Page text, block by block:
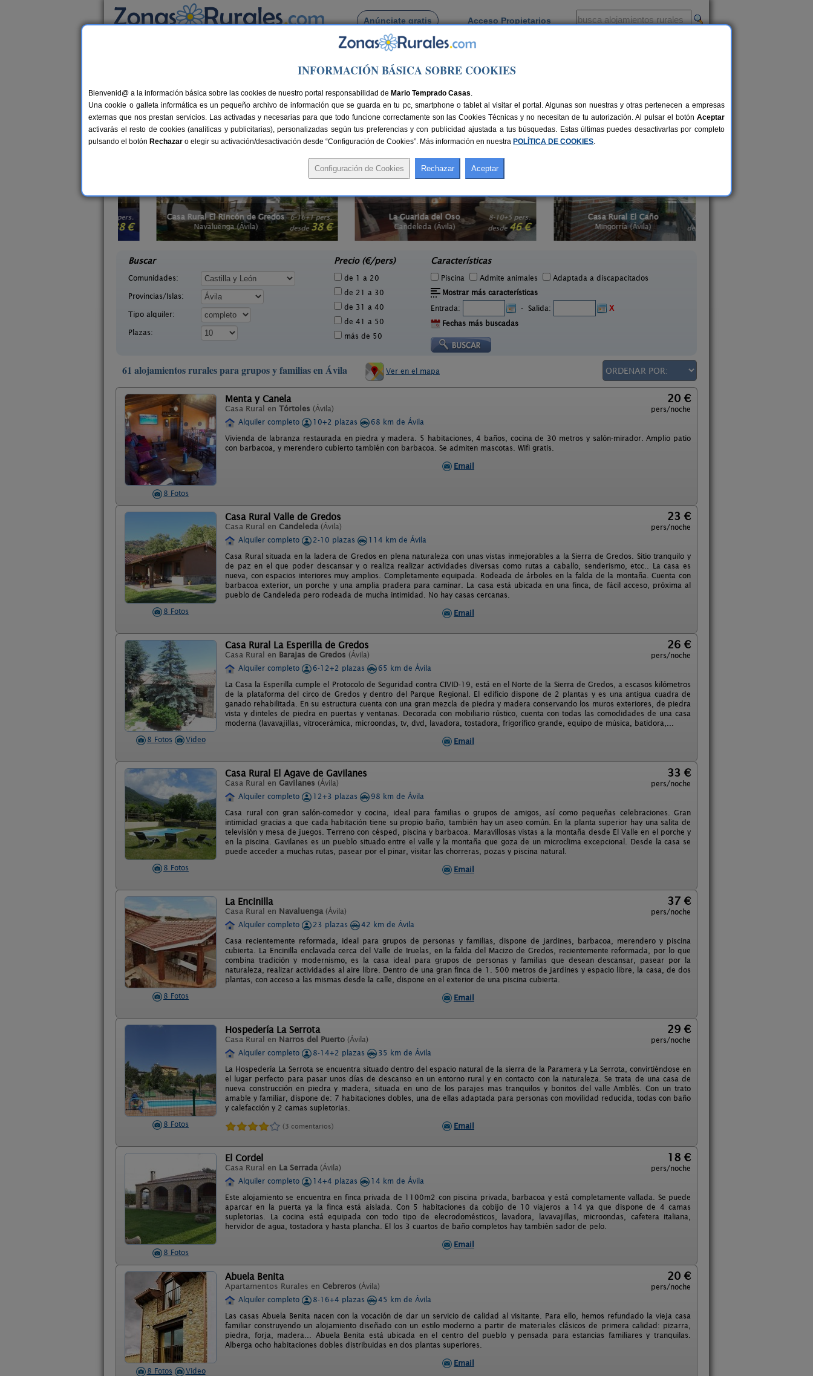
Anúnciate gratis Acceso Propietarios
Busca por pueblo
Castilla y León> Ávila
Casas rurales para grupos en Ávila
¿Buscas una casa rural enÁvilapara disfrutar enfamiliao con tugrupo de amigos o amigas? Organiza tu viaje con tu gente en el alojamiento rural de Ávila
que más se ajuste a las características de tu grupo. También, te recomendamos visitar las secciones decasas rurales con piscina en Ávilaycasas rurales
en el campo en Ávila
para que podáis vivir una experiencia inolvidable en buena compañía.
6-16+1 pers.
desde38 €
Casa Rural El Rincón de Gredos
Navaluenga (Ávila)
8-10+5 pers.
desde 46 €
La Guarida del Oso
Candeleda (Ávila)
2-6+1 pers.
desde 28 €
Casa Rural El Caño
Mingorría (Ávila)
Buscar
Comunidades:
Provincias/Islas:
Tipo alquiler:
Plazas:
Precio (€/pers)
de 1 a 20
de 21 a 30
de 31 a 40
de 41 a 50
más de 50
Características
Piscina Admite animales
Adaptada a discapacitados
Mostrar más características
Entrada:
- Salida:
X
Fechas más buscadas
61 alojamientos rurales para grupos y familias en Ávila Ver en el mapa
8 Fotos
Menta y Canela
Casa Rural en Tórtoles (Ávila)
20 €
pers/noche
Alquiler completo
10+2 plazas
68 km de Ávila
Vivienda de labranza restaurada en piedra y madera. 5 habitaciones, 4 baños, cocina de 30 metros y salón-mirador. Amplio patio
con barbacoa, y merendero cubierto también con barbacoa. Se admiten mascotas. Wifi gratis.
Email
8 Fotos
Casa Rural Valle de Gredos
Casa Rural en Candeleda (Ávila)
23 €
pers/noche
Alquiler completo
2-10 plazas
114 km de Ávila
Casa Rural situada en la ladera de Gredos en plena naturaleza con unas vistas inmejorables a la Sierra de Gredos. Sitio tranquilo y
de paz en el que poder descansar y o realiza realizar actividades diversas como rutas a caballo, senderismo, etcc.. La casa es
nueva, con espacios interiores muy amplios. Completamente equipada. Rodeada de árboles en la falda de la montaña. Cuenta con
barbacoa exterior, un porche y una amplia pradera para caminar. La casa está ubicada en una finca, de fácil acceso, próxima al
pueblo de Candeleda pero rodeada de mucha intimidad. No hay casas cercanas.
Email
8 Fotos Video
Casa Rural La Esperilla de Gredos
Casa Rural en Barajas de Gredos (Ávila)
26 €
pers/noche
Alquiler completo
6-12+2 plazas
65 km de Ávila
La Casa la Esperilla cumple el Protocolo de Seguridad contra CIVID-19, está en el Norte de la Sierra de Gredos, a escasos kilómetros
de la plataforma del circo de Gredos y dentro del Parque Regional. El edificio dispone de 2 plantas y es una antigua cuadra de
ganado rehabilitada. En su estructura cuenta con una gran mezcla de piedra y madera conservando los muros exteriores, de piedra
vista y dinteles de piedra en puertas y ventanas. Decorada con mobiliario rústico, cuenta con todas las comodidades de una casa
moderna (lavavajillas, vitrocerámica, microondas, tv, dvd, lavadora, tostadora, frigorífico grande, equipo de música, batidora,...
Email
8 Fotos
Casa Rural El Agave de Gavilanes
Casa Rural en Gavilanes (Ávila)
33 €
pers/noche
Alquiler completo
12+3 plazas
98 km de Ávila
Casa rural con gran salón-comedor y cocina, ideal para familias o grupos de amigos, así como pequeñas celebraciones. Gran
intimidad gracias a que cada habitación tiene su propio baño, también hay un aseo común. En la planta superior hay una salita de
televisión y mesa de juegos. Terreno con césped, piscina y barbacoa. Maravillosas vistas a la montaña desde El Valle en el porche y
en la piscina. Gavilanes es un pueblo situado entre el valle y la montaña que goza de un microclima excepcional. Desde la casa se
puede acceder a muchas rutas, pasear por el pinar, visitar las chorreras, pozas y piscina natural.
Email
8 Fotos
La Encinilla
Casa Rural en Navaluenga (Ávila)
37 €
pers/noche
Alquiler completo
23 plazas
42 km de Ávila
Casa recientemente reformada, ideal para grupos de personas y familias, dispone de jardines, barbacoa, merendero y piscina
cubierta. La Encinilla enclavada cerca del Valle de Iruelas, en la falda del Macizo de Gredos, recientemente reformada, por lo que
combina tradición y modernismo, es la casa ideal para grupos de personas y familias que desean descansar, pasear por la
naturaleza, realizar actividades al aire libre. Dentro de una gran finca de 1. 500 metros de jardines y espacio libre, la casa, de dos
plantas, con acceso a las mismas desde la calle, dispone en el exterior de una piscina cubierta.
Email
8 Fotos
Hospedería La Serrota
Casa Rural en Narros del Puerto (Ávila)
29 €
pers/noche
Alquiler completo
8-14+2 plazas
35 km de Ávila
La Hospedería La Serrota se encuentra situado dentro del espacio natural de la sierra de la Paramera y La Serrota, convirtiéndose en
el lugar perfecto para pasar unos días de descanso en un entorno rural y en contacto con la naturaleza. Se trata de una casa de
nueva construcción en piedra y madera, situada en uno de los parajes mas tranquilos y bonitos del valle Amblés. Con un trato
amable y familiar, dispone de: 7 habitaciones dobles, una de ellas adaptada para personas con movilidad reducida, todas con baño
y calefacción y 2 camas supletorias.
(3 comentarios) Email
8 Fotos
El Cordel
Casa Rural en La Serrada (Ávila)
18 €
pers/noche
Alquiler completo
14+4 plazas
14 km de Ávila
Este alojamiento se encuentra en finca privada de 1100m2 con piscina privada, barbacoa y está completamente vallada. Se puede
aparcar en la puerta ya la finca está aislada. Con 5 habitaciones da cobijo de 10 viajeros a 14 ya que dispone de 4 camas
supletorias. La cocina está equipada con todo tipo de elecrodomésticos, lavadora, lavavajillas, microondas, cafetera italiana,
hervidor de agua, tostadora y hasta plancha. El los 3 cuartos de baño completos hay también sador de pelo.
Email
8 Fotos Video
Abuela Benita
Apartamentos Rurales en Cebreros (Ávila)
20 €
pers/noche
Alquiler completo
8-16+4 plazas
45 km de Ávila
Las casas Abuela Benita nacen con la vocación de dar un servicio de calidad al visitante. Para ello, hemos refundado la vieja casa
familiar construyendo un alojamiento diseñado con un estilo moderno a partir de materiales clásicos de primera calidad: pizarra,
piedra, forja, madera... Abuela Benita está ubicada en el centro del pueblo y pensada para estancias familiares y tranquilas.
Alberga ocho habitaciones dobles distribuidas en dos plantas superiores.
Email
INFORMACIÓN BÁSICA SOBRE COOKIES
Bienvenid@ a la información básica sobre las cookies de nuestro portal responsabilidad de Mario Temprado Casas.
Una cookie o galleta informática es un pequeño archivo de información que se guarda en tu pc, smartphone o tablet al visitar el portal. Algunas son nuestras y otras pertenecen a empresas
externas que nos prestan servicios. Las activadas y necesarias para que todo funcione correctamente son las Cookies Técnicas y no necesitan de tu autorización. Al pulsar el botón Aceptar
activarás el resto de cookies (analíticas y publicitarias), personalizadas según tus preferencias y con publicidad ajustada a tus búsquedas. Estas últimas puedes desactivarlas por completo
pulsando el botón Rechazar o elegir su activación/desactivación desde “Configuración de Cookies”. Más información en nuestra POLÍTICA DE COOKIES.